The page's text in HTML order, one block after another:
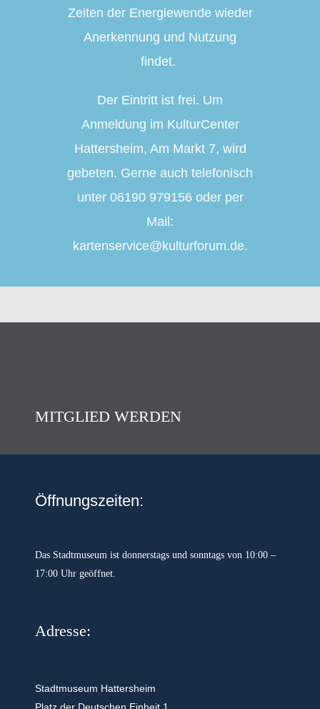
Zeiten der Energiewende wieder
Anerkennung und Nutzung
findet.
Der Eintritt ist frei. Um
Anmeldung im KulturCenter
Hattersheim, Am Markt 7, wird
gebeten. Gerne auch telefonisch
unter 06190 979156 oder per
Mail:
kartenservice@kulturforum.de.
MITGLIED WERDEN
Öffnungszeiten:
Das Stadtmuseum ist donnerstags und sonntags von 10:00 –
17:00 Uhr geöffnet.
Adresse:
Stadtmuseum Hattersheim